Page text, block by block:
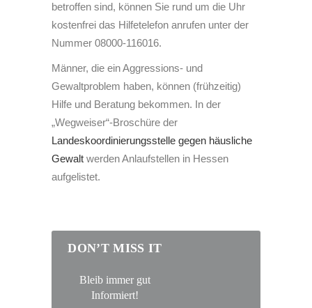
betroffen sind, können Sie rund um die Uhr
kostenfrei das Hilfetelefon anrufen unter der
Nummer 08000-116016.
Männer, die ein Aggressions- und
Gewaltproblem haben, können (frühzeitig)
Hilfe und Beratung bekommen. In der
„Wegweiser“-Broschüre der
Landeskoordinierungsstelle gegen häusliche
Gewalt werden Anlaufstellen in Hessen
aufgelistet.
DON’T MISS IT
Bleib immer gut
Informiert!